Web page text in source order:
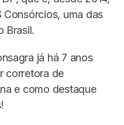
uma das
Brasil.
já há 7 anos
corretora de
e como destaque